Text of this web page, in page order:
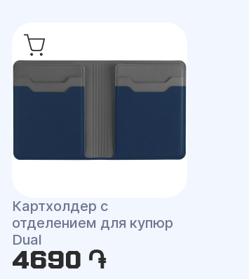
Картхолдер с
отделением для купюр
Dual
4690 ֏